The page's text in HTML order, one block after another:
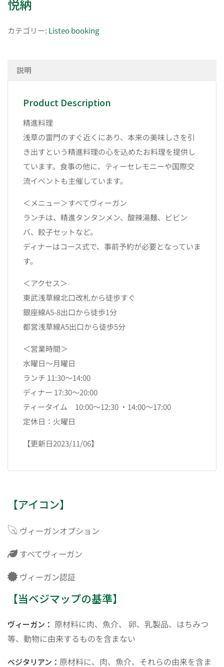
悦納
カテゴリー: Listeo booking
説明
Product Description
精進料理
浅草の雷門のすぐ近くにあり、本来の美味しさを引
き出すという精進料理の心を込めたお料理を提供し
ています。食事の他に、ティーセレモニーや国際交
流イベントも主催しています。
＜メニュー＞すべてヴィーガン
ランチは、精進タンタンメン、酸辣湯麺、ビビン
バ、餃子セットなど。
ディナーはコース式で、事前予約が必要となっていま
す。
＜アクセス＞
東武浅草線北口改札から徒歩すぐ
銀座線A5-8出口から徒歩1分
都営浅草線A5出口から徒歩5分
＜営業時間＞
水曜日～月曜日
ランチ 11:30～14:00
ディナー 17:30～20:00
ティータイム 10:00～12:30 ・14:00～17:00
定休日：火曜日
【更新日2023/11/06】
【アイコン】
ヴィーガンオプション
すべてヴィーガン
ヴィーガン認証
【当ベジマップの基準】
ヴィーガン： 原材料に肉、魚介、 卵、乳製品、はちみつ
等、動物に由来するものを含まない
ベジタリアン： 原材料に、肉、魚介、それらの由来を含ま